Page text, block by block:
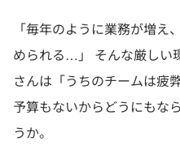
「毎年のように業務が増
められる…」 そんな厳しい
さんは「うちのチームは疲
予算もないからどうにもな
うか。